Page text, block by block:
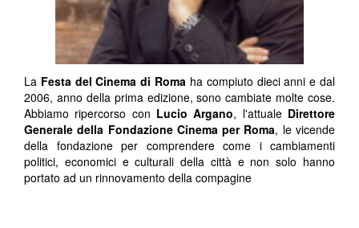
La Festa del Cinema di Roma ha compiuto dieci anni e dal
2006, anno della prima edizione, sono cambiate molte cose.
Abbiamo ripercorso con Lucio Argano, l'attualeDirettore
Generale della Fondazione Cinema per Roma, le vicende
della fondazione per comprendere come i cambiamenti
politici, economici e culturali della città e non solo hanno
portato ad un rinnovamento della compagine